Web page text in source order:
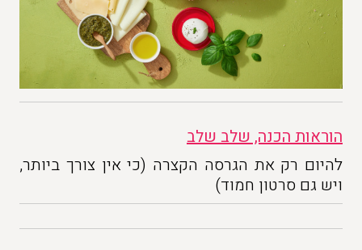
הוראות הכנה, שלב שלב
להיום רק את הגרסה הקצרה (כי אין צורך ביותר,
ויש גם סרטון חמוד)